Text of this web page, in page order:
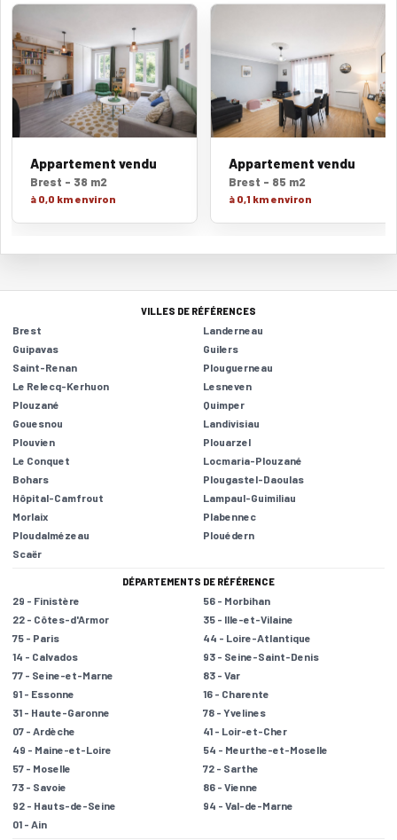
Appartement vendu
Brest - 38 m2
à 0,0 km environ
Appartement vendu
Brest - 85 m2
à 0,1 km environ
VILLES DE RÉFÉRENCES
Brest
Landerneau
Guipavas
Guilers
Saint-Renan
Plouguerneau
Le Relecq-Kerhuon
Lesneven
Plouzané
Quimper
Gouesnou
Landivisiau
Plouvien
Plouarzel
Le Conquet
Locmaria-Plouzané
Bohars
Plougastel-Daoulas
Hôpital-Camfrout
Lampaul-Guimiliau
Morlaix
Plabennec
Ploudalmézeau
Plouédern
Scaër
DÉPARTEMENTS DE RÉFÉRENCE
29 - Finistère
56 - Morbihan
22 - Côtes-d'Armor
35 - Ille-et-Vilaine
75 - Paris
44 - Loire-Atlantique
14 - Calvados
93 - Seine-Saint-Denis
77 - Seine-et-Marne
83 - Var
91 - Essonne
16 - Charente
31 - Haute-Garonne
78 - Yvelines
07 - Ardèche
41 - Loir-et-Cher
49 - Maine-et-Loire
54 - Meurthe-et-Moselle
57 - Moselle
72 - Sarthe
73 - Savoie
86 - Vienne
92 - Hauts-de-Seine
94 - Val-de-Marne
01 - Ain